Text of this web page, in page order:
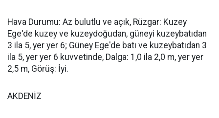
Hava Durumu: Az bulutlu ve açık, Rüzgar: Kuzey
Ege'de kuzey ve kuzeydoğudan, güneyi kuzeybatıdan
3 ila 5, yer yer 6; Güney Ege'de batı ve kuzeybatıdan 3
ila 5, yer yer 6 kuvvetinde, Dalga: 1,0 ila 2,0 m, yer yer
2,5 m, Görüş: İyi.
AKDENİZ